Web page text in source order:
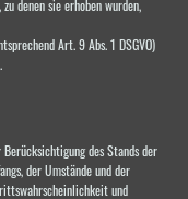
denen sie erhoben wurden,
Art. 9 Abs. 1 DSGVO)
des Stands der
der Umstände und der
und